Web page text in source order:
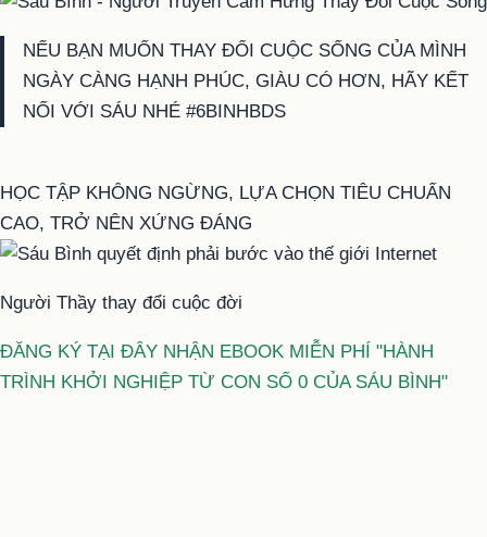
NẾU BẠN MUỐN THAY ĐỔI CUỘC SỐNG CỦA MÌNH
NGÀY CÀNG HẠNH PHÚC, GIÀU CÓ HƠN, HÃY KẾT
NỐI VỚI SÁU NHÉ #6BINHBDS
HỌC TẬP KHÔNG NGỪNG, LỰA CHỌN TIÊU CHUẨN
CAO, TRỞ NÊN XỨNG ĐÁNG
Người Thầy thay đổi cuộc đời
ĐĂNG KÝ TẠI ĐÂY NHẬN EBOOK MIỄN PHÍ "HÀNH
TRÌNH KHỞI NGHIỆP TỪ CON SỐ 0 CỦA SÁU BÌNH"